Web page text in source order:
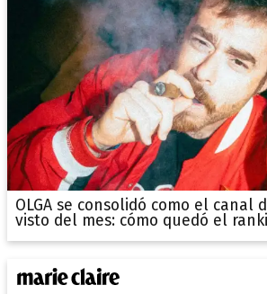
OLGA se consolidó como el canal
visto del mes: cómo quedó el